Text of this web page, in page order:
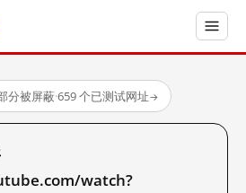
分被屏蔽·659 个已测试网址→
watch?